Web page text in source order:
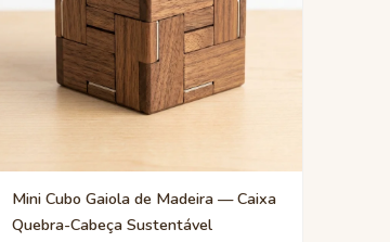
Mini Cubo Gaiola de Madeira — Caixa
Quebra-Cabeça Sustentável